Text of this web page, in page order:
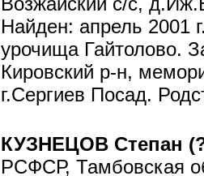
Найден: апрель 2001
урочища Гайтолово.
Кировский р-н,
г.Сергиев Посад.
КУЗНЕЦОВ Степан
РСФСР, Тамбовская